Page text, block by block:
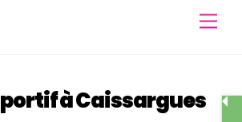
à Caissargues